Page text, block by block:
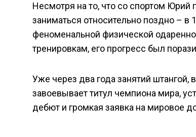
Несмотря на то, что со спортом Юрий
заниматься относительно поздно – в
феноменальной физической
тренировкам, его прогресс был
Уже через два года занятий
завоевывает титул чемпиона мира,
дебют и громкая заявка на мировое